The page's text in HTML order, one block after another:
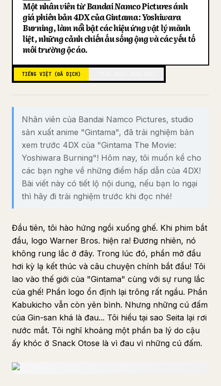
Blog
Cập nhật
Một nhân viên từ Bandai Namco Pictures đánh
giá phiên bản 4DX của Gintama: Yoshiwara
Burning, làm nổi bật các hiệu ứng vật lý mãnh
liệt, những cảnh chiến đấu sống động và các yếu tố
môi trường độc đáo.
TIẾNG VIỆT (ĐÃ DỊCH)
Nhân viên của Bandai Namco Pictures, studio
sản xuất anime "Gintama", đã trải nghiệm bản
xem trước 4DX của "Gintama The Movie:
Yoshiwara Burning"! Hôm nay, tôi muốn kể cho
các bạn nghe về những điểm hấp dẫn của 4DX!
Bài viết này có tiết lộ nội dung, nếu bạn lo ngại
thì hãy đi trải nghiệm trước khi đọc nhé!
Đầu tiên, tôi hào hứng ngồi xuống ghế. Khi phim bắt
đầu, logo Warner Bros. hiện ra! Đương nhiên, nó
không rung lắc ở đây. Trong lúc đó, phần mở đầu
hơi kỳ lạ kết thúc và câu chuyện chính bắt đầu! Tôi
lao vào thế giới của "Gintama" cùng với sự rung lắc
của ghế! Phần logo ổn định lại trông rất ngầu. Phần
Kabukicho vẫn còn yên bình. Nhưng những cú đấm
của Gin-san khá là đau... Tôi hiểu tại sao Seita lại rơi
nước mắt. Tôi nghĩ khoảng một phần ba lý do cậu
ấy khóc ở Snack Otose là vì đau vì những cú đấm.